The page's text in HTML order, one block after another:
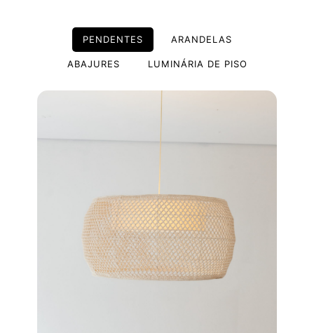
PENDENTES ARANDELAS
ABAJURES LUMINÁRIA DE PISO